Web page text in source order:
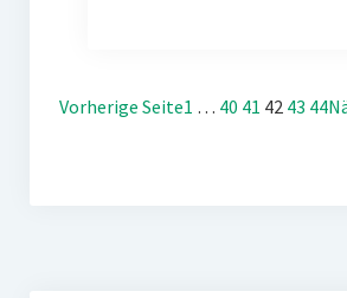
Vorherige Seite1 … 40 41 42 43 44